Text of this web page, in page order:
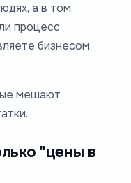
а в том,
процесс
бизнесом
мешают
"цены в